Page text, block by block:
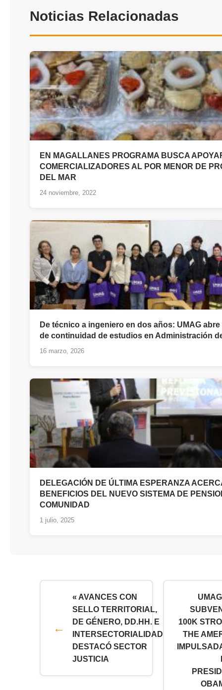
Noticias Relacionadas
EN MAGALLANES PROGRAMA BUSCA
COMERCIALIZADORES AL POR MENOR DE
DEL MAR
24 noviembre, 2022
De técnico a ingeniero en dos años: UMAG
de continuidad de estudios en Administración
16 marzo, 2026
DELEGACIÓN DE ÚLTIMA ESPERANZA
BENEFICIOS DEL NUEVO SISTEMA DE
COMUNIDAD
1 julio, 2025
« AVANCES CON
SELLO TERRITORIAL,
DE GÉNERO, DD.HH. E
INTERSECTORIALIDAD
DESTACÓ SECTOR
JUSTICIA
100K
THE